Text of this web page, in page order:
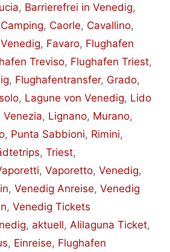
, Barrierefrei in Venedig,
Camping, Caorle, Cavallino,
, Favaro, Flughafen
Treviso, Flughafen Triest,
, Flughafentransfer, Grado,
, Lagune von Venedig, Lido
Venezia, Lignano, Murano,
, Punta Sabbioni, Rimini,
, Triest,
, Vaporetto, Venedig,
, Venedig Anreise, Venedig
, Venedig Tickets
, aktuell,Alilaguna Ticket,
, Einreise, Flughafen